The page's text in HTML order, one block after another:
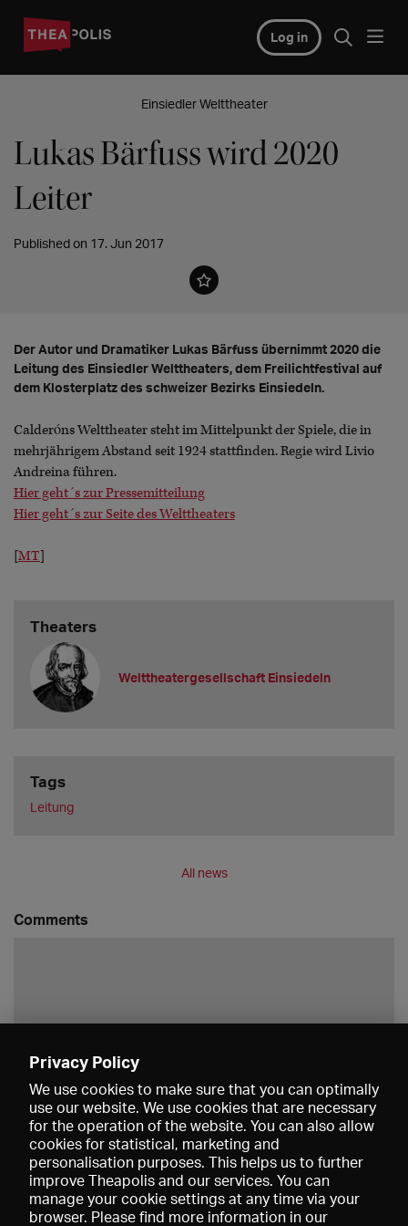
Log in
Einsiedler Welttheater
Lukas Bärfuss wird 2020
Leiter
Published on 17. Jun 2017
Der Autor und Dramatiker Lukas Bärfuss übernimmt 2020 die
Leitung des Einsiedler Welttheaters, dem Freilichtfestival auf
dem Klosterplatz des schweizer Bezirks Einsiedeln.
Calderóns Welttheater steht im Mittelpunkt der Spiele, die in
mehrjährigem Abstand seit 1924 stattfinden. Regie wird Livio
Andreina führen.
Hier geht´s zur Pressemitteilung
Hier geht´s zur Seite des Welttheaters
[MT]
Theaters
Welttheatergesellschaft Einsiedeln
Tags
Leitung
All news
Comments
Privacy Policy
We use cookies to make sure that you can optimally
use our website. We use cookies that are necessary
for the operation of the website. You can also allow
cookies for statistical, marketing and
personalisation purposes. This helps us to further
improve Theapolis and our services. You can
manage your cookie settings at any time via your
browser. Please find more information in our